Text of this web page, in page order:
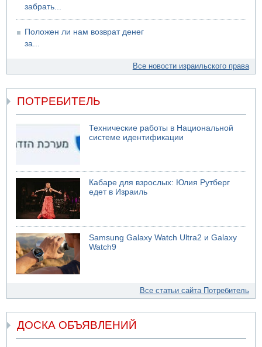
забрать...
Положен ли нам возврат денег
за...
Все новости израильского права
ПОТРЕБИТЕЛЬ
Технические работы в Национальной
системе идентификации
Кабаре для взрослых: Юлия Рутберг
едет в Израиль
Samsung Galaxy Watch Ultra2 и Galaxy
Watch9
Все статьи сайта Потребитель
ДОСКА ОБЪЯВЛЕНИЙ